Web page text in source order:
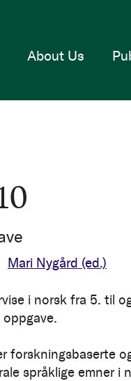
About Us
Mari Nygård (ed.)
i norsk fra 5. til
forskningsbaserte
språklige emner i